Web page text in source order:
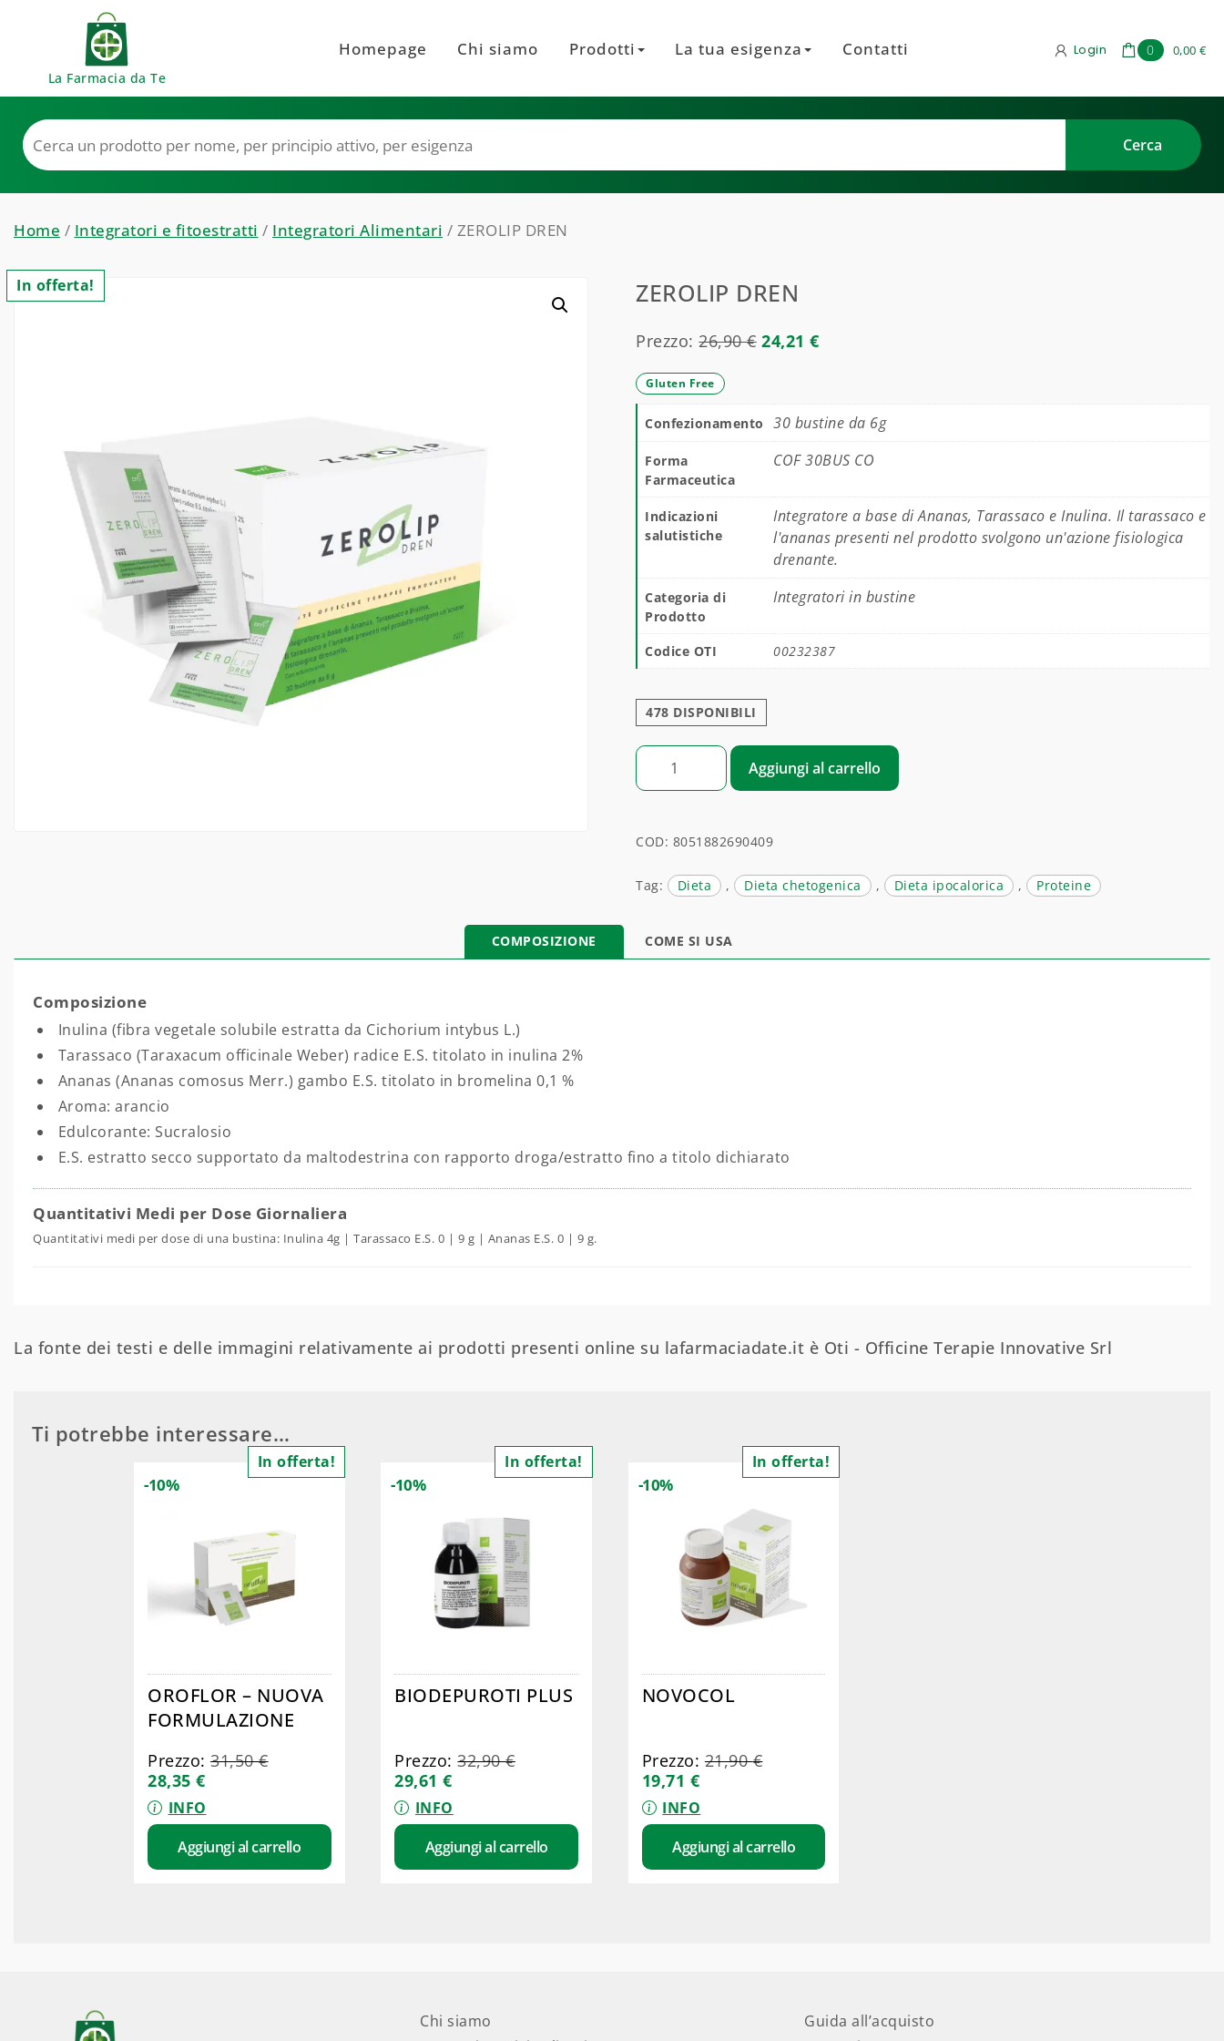
La Farmacia da Te
Homepage Chi siamo Prodotti La tua esigenza Contatti Login 0 0,00 €
Home / Integratori e fitoestratti / Integratori Alimentari / ZEROLIP DREN
In offerta! ZEROLIP DREN
Prezzo:26,90€ 24,21€
Gluten Free
Confezionamento 30 bustine da 6g
Forma
Farmaceutica
COF 30BUS CO
Indicazioni
salutistiche
Integratore a base di Ananas, Tarassaco e Inulina. Il tarassaco e
l'ananas presenti nel prodotto svolgono un'azione fisiologica
drenante.
Categoria di
Prodotto
Integratori in bustine
Codice OTI 00232387
478 DISPONIBILI
ZEROLIP DREN quantità
Aggiungi al carrello
COD: 8051882690409
Tag: Dieta , Dieta chetogenica , Dieta ipocalorica , Proteine
COMPOSIZIONE COME SI USA
Composizione
Inulina (fibra vegetale solubile estratta da Cichorium intybus L.)
Tarassaco (Taraxacum officinale Weber) radice E.S. titolato in inulina 2%
Ananas (Ananas comosus Merr.) gambo E.S. titolato in bromelina 0,1 %
Aroma: arancio
Edulcorante: Sucralosio
E.S. estratto secco supportato da maltodestrina con rapporto droga/estratto fino a titolo dichiarato
Quantitativi Medi per Dose Giornaliera
Quantitativi medi per dose di una bustina: Inulina 4g | Tarassaco E.S. 0 | 9 g | Ananas E.S. 0 | 9 g.
La fonte dei testi e delle immagini relativamente ai prodotti presenti online su lafarmaciadate.it è Oti - Officine Terapie Innovative Srl
Ti potrebbe interessare…
OROFLOR – NUOVA
FORMULAZIONE
Prezzo: 31,50€
28,35 €
INFO
Aggiungi al carrello
In offerta!
-10%
BIODEPUROTI PLUS
Prezzo:32,90€
29,61€
INFO
Aggiungi al carrello
In offerta!
-10%
NOVOCOL
Prezzo:21,90€
19,71 €
INFO
Aggiungi al carrello
In offerta!
-10%
Chi siamo
Guida all’acquisto